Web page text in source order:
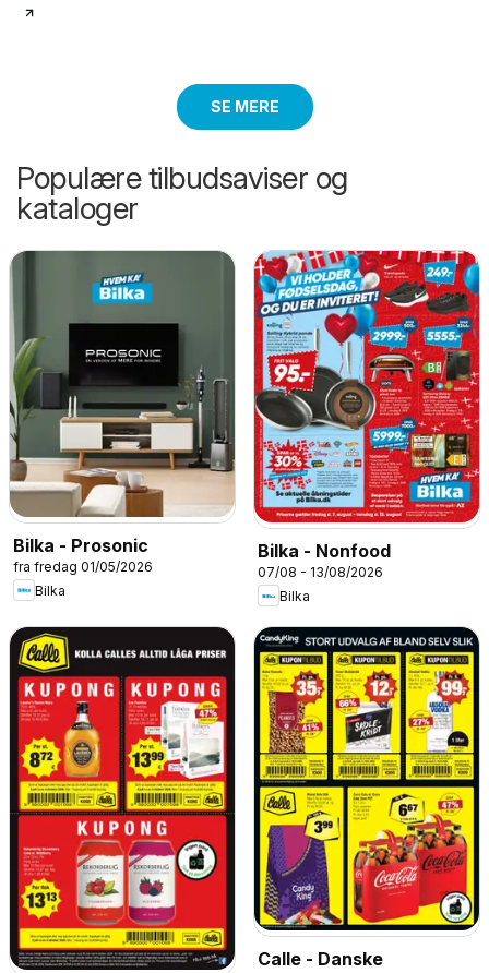
SE MERE
Populære tilbudsaviser og
kataloger
Bilka - Prosonic
fra fredag 01/05/2026
Bilka
Bilka - Nonfood
07/08 - 13/08/2026
Bilka
Calle - Danske